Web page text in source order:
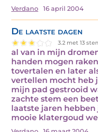
Verdano 16 april 2004
De laatste dagen
3.2 met 13
al van in mijn
handen mogen
tovertalen en later
vertellen mocht heb
mijn pad gestrooid
zachte stem een
laatste jaren
mooie klatergoud